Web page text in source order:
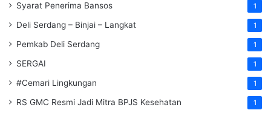
Syarat Penerima Bansos 1
Deli Serdang – Binjai – Langkat 1
Pemkab Deli Serdang 1
SERGAI 1
#Cemari Lingkungan 1
RS GMC Resmi Jadi Mitra BPJS Kesehatan 1